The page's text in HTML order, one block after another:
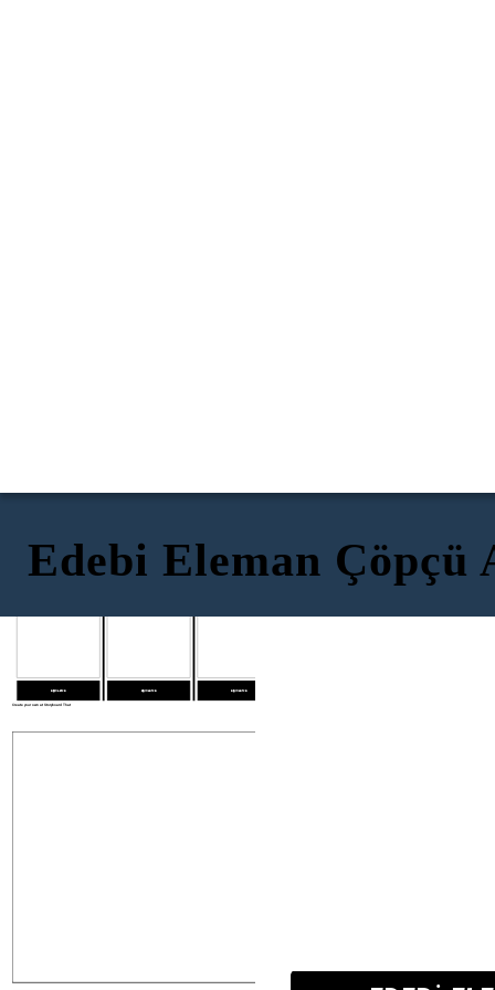
Edebi Eleman Çöpçü
Create your own at Storyboard That
AÇIKLAMA AÇIKLAMA AÇIKLAMA
EDEBİ ELEMAN 1 EDEBİ